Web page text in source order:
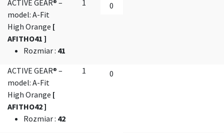
ACTIVE GEAR® –
model: A-Fit
High Orange [
AFITHO41 ]
Rozmiar: 41
1
ACTIVE GEAR® –
model: A-Fit
High Orange [
AFITHO42 ]
Rozmiar: 42
1